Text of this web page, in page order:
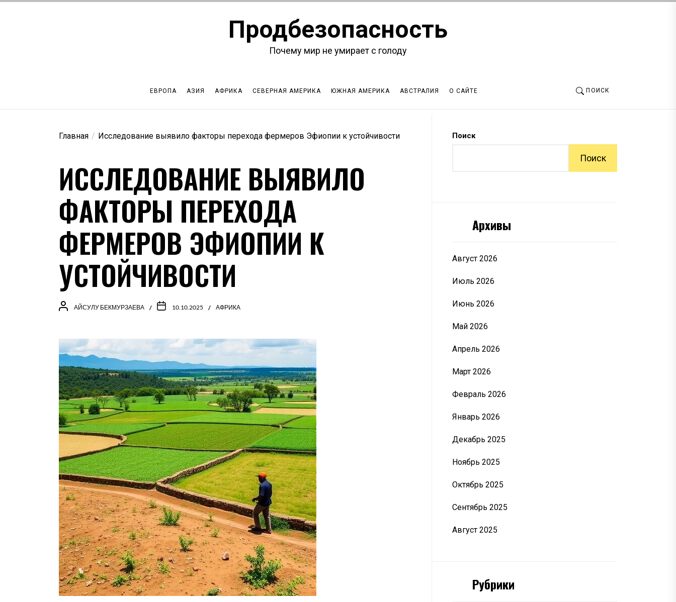
Продбезопасность
Почему мир не умирает с голоду
ЕВРОПА АЗИЯ АФРИКА СЕВЕРНАЯ АМЕРИКА ЮЖНАЯ АМЕРИКА АВСТРАЛИЯ О САЙТЕ ПОИСК
Главная Исследование выявило факторы перехода фермеров Эфиопии к устойчивости
ИССЛЕДОВАНИЕ ВЫЯВИЛО
ФАКТОРЫ ПЕРЕХОДА
ФЕРМЕРОВ ЭФИОПИИ К
УСТОЙЧИВОСТИ
АЙСУЛУ БЕКМУРЗАЕВА 10.10.2025 АФРИКА
Поиск
Поиск
Архивы
Август 2026
Июль 2026
Июнь 2026
Май 2026
Апрель 2026
Март 2026
Февраль 2026
Январь 2026
Декабрь 2025
Ноябрь 2025
Октябрь 2025
Сентябрь 2025
Август 2025
Рубрики